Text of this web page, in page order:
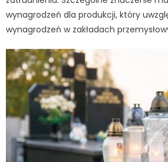
wynagrodzeń dla produkcji, który
wynagrodzeń w zakładach